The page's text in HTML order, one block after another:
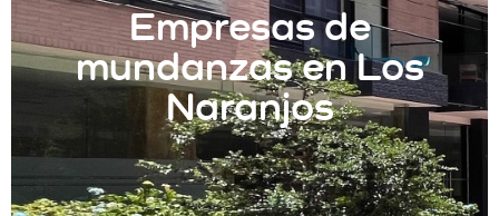
Empresas de
mundanzas en Los
Naranjos